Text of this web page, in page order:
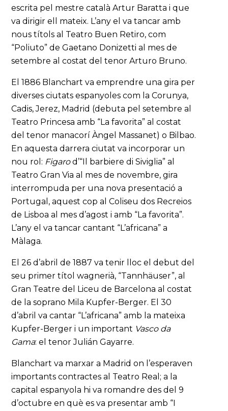
escrita pel mestre català Artur Baratta i que
va dirigir ell mateix. L’any el va tancar amb
nous títols al Teatro Buen Retiro, com
“Poliuto” de Gaetano Donizetti al mes de
setembre al costat del tenor Arturo Bruno.
El 1886 Blanchart va emprendre una gira per
diverses ciutats espanyoles com la Corunya,
Cadis, Jerez, Madrid (debuta pel setembre al
Teatro Princesa amb “La favorita” al costat
del tenor manacorí Àngel Massanet) o Bilbao.
En aquesta darrera ciutat va incorporar un
nou rol: Figarod’“Il barbiere di Siviglia” al
Teatro Gran Via al mes de novembre, gira
interrompuda per una nova presentació a
Portugal, aquest cop al Coliseu dos Recreios
de Lisboa al mes d’agost i amb “La favorita”.
L’any el va tancar cantant “L’africana” a
Màlaga.
El 26 d’abril de 1887 va tenir lloc el debut del
seu primer títol wagnerià, “Tannhäuser”, al
Gran Teatre del Liceu de Barcelona al costat
de la soprano Mila Kupfer-Berger. El 30
d’abril va cantar “L’africana” amb la mateixa
Kupfer-Berger i un important Vasco da
Gama: el tenor Julián Gayarre.
Blanchart va marxar a Madrid on l’esperaven
importants contractes al Teatro Real; a la
capital espanyola hi va romandre des del 9
d’octubre en què es va presentar amb “I